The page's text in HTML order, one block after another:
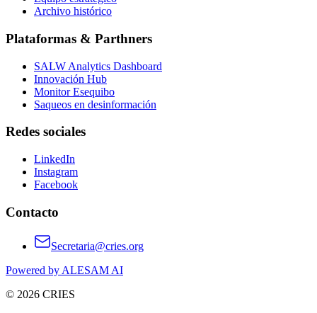
Archivo histórico
Plataformas & Parthners
SALW Analytics Dashboard
Innovación Hub
Monitor Esequibo
Saqueos en desinformación
Redes sociales
LinkedIn
Instagram
Facebook
Contacto
Secretaria@cries.org
Powered by ALESAM AI
© 2026 CRIES